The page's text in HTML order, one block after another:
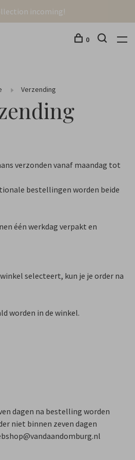
incoming!
0
Verzending
verzonden vanaf maandag tot
bestellingen worden beide
één werkdag verpakt en
selecteert, kun je je order na
worden in de winkel.
dagen na bestelling worden
niet binnen zeven dagen